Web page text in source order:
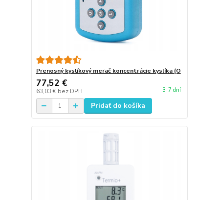
Prenosný kyslíkový merač koncentrácie kyslíka (O
77,52 €
63,03 € bez DPH 3-7 dní
Pridať do košíka